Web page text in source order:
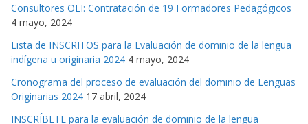
Consultores OEI: Contratación de 19 Formadores Pedagógicos
4 mayo, 2024
Lista de INSCRITOS para la Evaluación de dominio de la lengua
indígena u originaria 2024 4 mayo, 2024
Cronograma del proceso de evaluación del dominio de Lenguas
Originarias 2024 17 abril, 2024
INSCRÍBETE para la evaluación de dominio de la lengua